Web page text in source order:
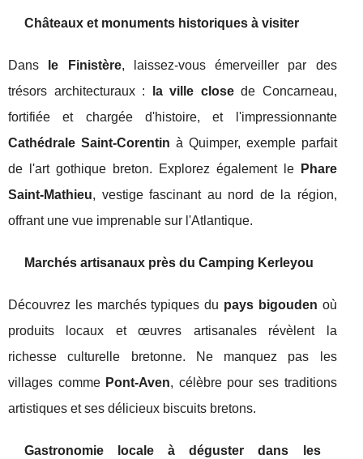
Châteaux et monuments historiques à visiter
Dans le Finistère, laissez-vous émerveiller par des
trésors architecturaux :
la ville closede Concarneau,
fortifiée et chargée d'histoire, et l'impressionnante
Cathédrale Saint-Corentin à Quimper, exemple parfait
de l'art gothique breton. Explorez également le
Phare
Saint-Mathieu, vestige fascinant au nord de la région,
offrant une vue imprenable sur l'Atlantique.
Marchés artisanaux près du Camping Kerleyou
Découvrez les marchés typiques du pays bigouden où
produits locaux et œuvres artisanales révèlent la
richesse culturelle bretonne. Ne manquez pas les
villages comme Pont-Aven, célèbre pour ses traditions
artistiques et ses délicieux biscuits bretons.
Gastronomie locale à déguster dans les